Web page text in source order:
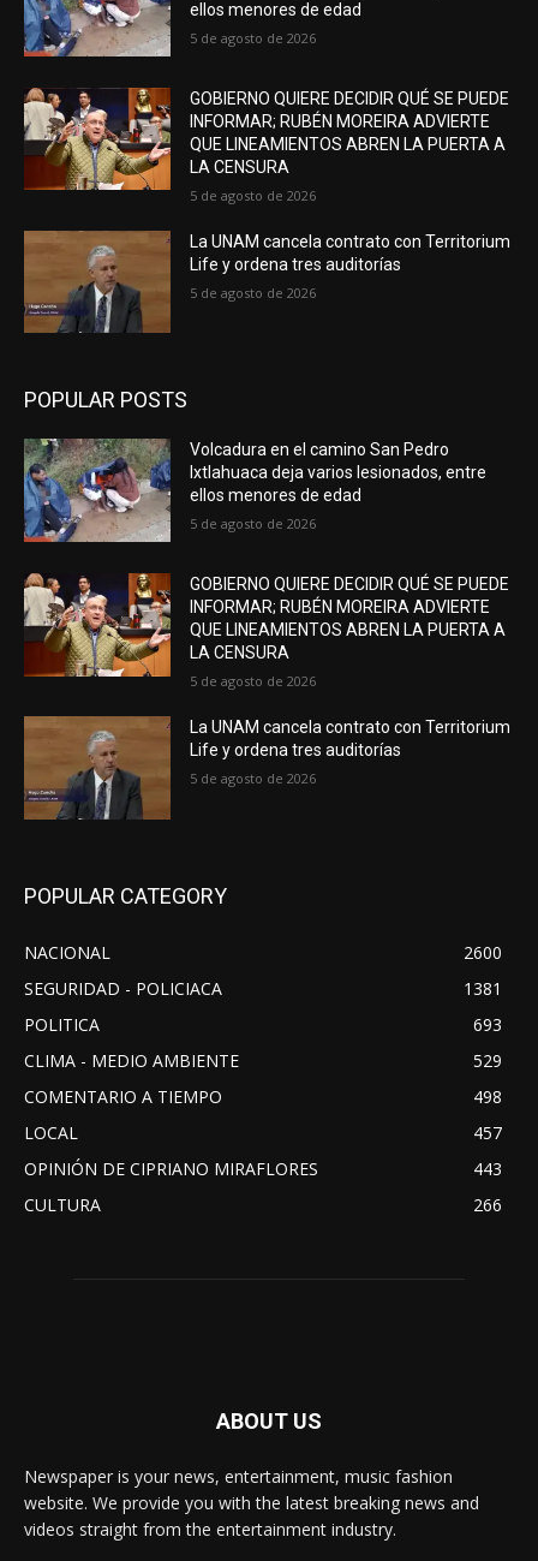
ellos menores de edad
5 de agosto de 2026
GOBIERNO QUIERE DECIDIR QUÉ SE PUEDE
INFORMAR; RUBÉN MOREIRA ADVIERTE
QUE LINEAMIENTOS ABREN LA PUERTA A
LA CENSURA
5 de agosto de 2026
La UNAM cancela contrato con Territorium
Life y ordena tres auditorías
5 de agosto de 2026
POPULAR POSTS
Volcadura en el camino San Pedro
Ixtlahuaca deja varios lesionados, entre
ellos menores de edad
5 de agosto de 2026
GOBIERNO QUIERE DECIDIR QUÉ SE PUEDE
INFORMAR; RUBÉN MOREIRA ADVIERTE
QUE LINEAMIENTOS ABREN LA PUERTA A
LA CENSURA
5 de agosto de 2026
La UNAM cancela contrato con Territorium
Life y ordena tres auditorías
5 de agosto de 2026
POPULAR CATEGORY
NACIONAL
2600
SEGURIDAD - POLICIACA
1381
POLITICA
693
CLIMA - MEDIO AMBIENTE
529
COMENTARIO A TIEMPO
498
LOCAL
457
OPINIÓN DE CIPRIANO MIRAFLORES
443
CULTURA
266
ABOUT US
Newspaper is your news, entertainment, music fashion
website. We provide you with the latest breaking news and
videos straight from the entertainment industry.